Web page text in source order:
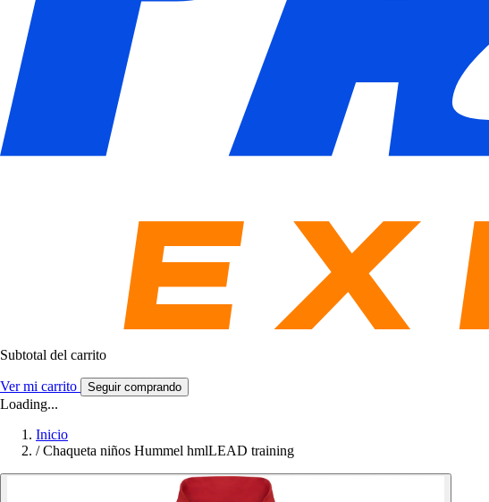
Subtotal del carrito
Ver mi carrito Seguir comprando
Loading...
Inicio
/ Chaqueta niños Hummel hmlLEAD training